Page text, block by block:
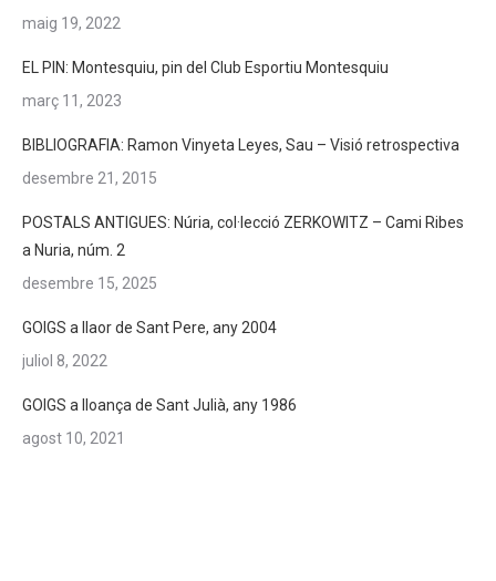
maig 19, 2022
EL PIN: Montesquiu, pin del Club Esportiu Montesquiu
març 11, 2023
BIBLIOGRAFIA: Ramon Vinyeta Leyes, Sau – Visió retrospectiva
desembre 21, 2015
POSTALS ANTIGUES: Núria, col·lecció ZERKOWITZ – Cami Ribes
a Nuria, núm. 2
desembre 15, 2025
GOIGS a llaor de Sant Pere, any 2004
juliol 8, 2022
GOIGS a lloança de Sant Julià, any 1986
agost 10, 2021